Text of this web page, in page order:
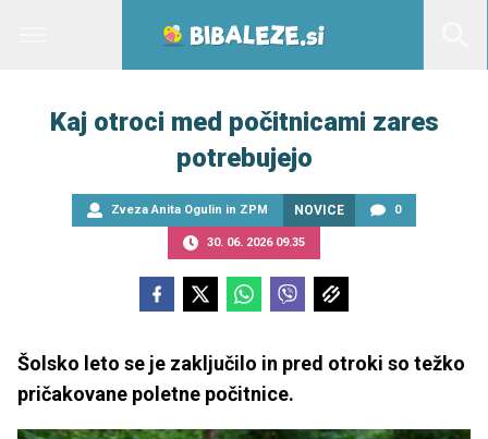
Kaj otroci med počitnicami zares
potrebujejo
Zveza Anita Ogulin in ZPM NOVICE 0
30. 06. 2026 09.35
Šolsko leto se je zaključilo in pred otroki so težko
pričakovane poletne počitnice.